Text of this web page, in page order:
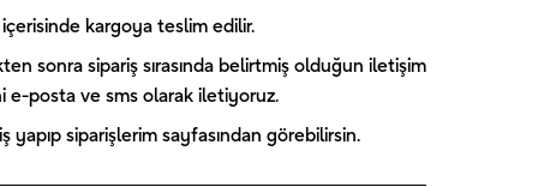
kargoya teslim edilir.
sonra sipariş sırasında belirtmiş olduğun iletişim
e-posta ve sms olarak iletiyoruz.
yapıp siparişlerim sayfasından görebilirsin.